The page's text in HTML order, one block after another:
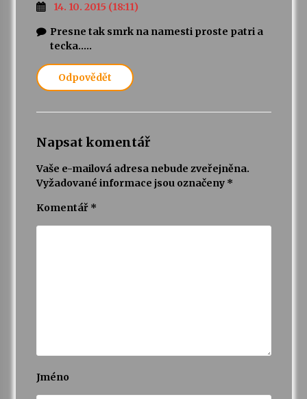
14. 10. 2015 (18:11)
Presne tak smrk na namesti proste patri a
tecka…..
Odpovědět
Napsat komentář
Vaše e-mailová adresa nebude zveřejněna.
Vyžadované informace jsou označeny *
Komentář *
Jméno